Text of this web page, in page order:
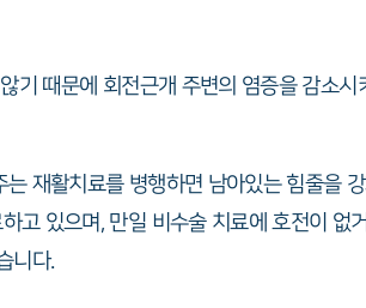
기 때문에 회전근개 주변의 염증을 감소
재활치료를 병행하면 남아있는 힘줄을
고 있으며, 만일 비수술 치료에 호전이
니다.